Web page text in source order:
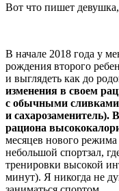
Вот что пишет девушка,
В начале 2018 года у
рождения второго
и выглядеть как до
изменения в своем
с обычными сливками
и сахарозаменитель).
рациона
месяцев нового
небольшой спортзал,
тренировки высокой
минут). Я никогда не